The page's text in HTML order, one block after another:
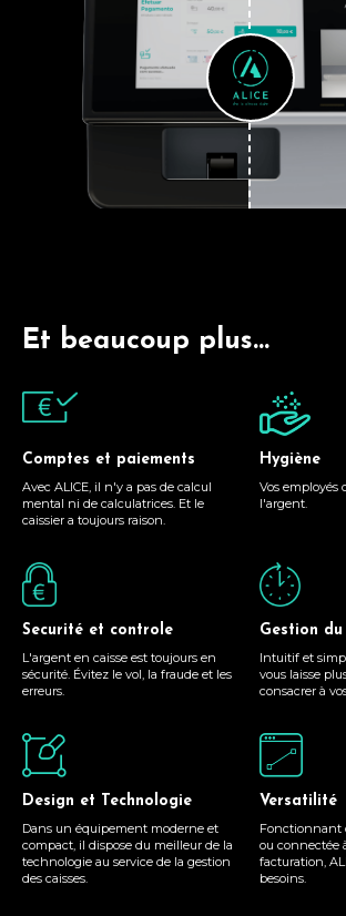
Et beaucoup plus...
Comptes et paiements
Avec ALICE, il n'y a pas de calcul
mental ni de calculatrices. Et le
caissier a toujours raison.
Hygiène
Vos employés
l'argent.
Securité et controle
L'argent en caisse est toujours en
sécurité. Évitez le vol, la fraude et les
erreurs.
Gestion
Intuitif et
vous laisse
consacrer à
Design et Technologie
Dans un équipement moderne et
compact, il dispose du meilleur de la
technologie au service de la gestion
des caisses.
Versatilité
Fonctionnant
ou connectée
facturation,
besoins.